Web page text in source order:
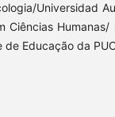
Universidad
Ciências
Educação da